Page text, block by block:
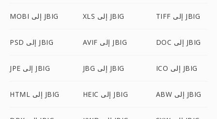
MOBI إلى JBIG XLS إلى JBIG TIFF إلى JBIG
PSD إلى JBIG AVIF إلى JBIG DOC إلى JBIG
JPE إلى JBIG JBG إلى JBIG ICO إلى JBIG
HTML إلى JBIG HEIC إلى JBIG ABW إلى JBIG